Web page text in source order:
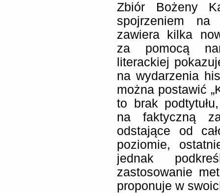
Zbiór Bożeny
spojrzeniem
zawiera kilka
za pomocą
literackiej
na wydarzenia
można postawić
to brak
na faktyczną
odstające od
poziomie,
jednak
zastosowanie
proponuje w